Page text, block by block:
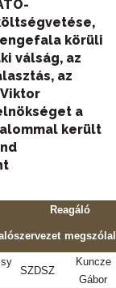
körüli
válság, az
az
a
került
Reagáló
szervezet
SZDSZ
Kuncze
Gábor